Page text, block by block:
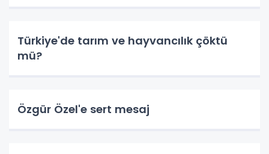
Türkiye'de tarım ve hayvancılık çöktü
mü?
Özgür Özel'e sert mesaj